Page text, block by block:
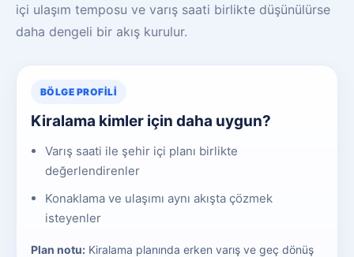
içi ulaşım temposu ve varış saati birlikte düşünülürse
daha dengeli bir akış kurulur.
BÖLGE PROFILI
Kiralama kimler için daha uygun?
Varış saati ile şehir içi planı birlikte
değerlendirenler
Konaklama ve ulaşımı aynı akışta çözmek
isteyenler
Plan notu: Kiralama planında erken varış ve geç dönüş